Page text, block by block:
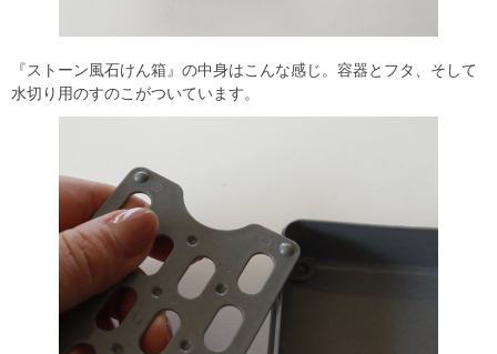
『ストーン風石けん箱』の中身はこんな感じ。容器とフタ、そして
水切り用のすのこがついています。